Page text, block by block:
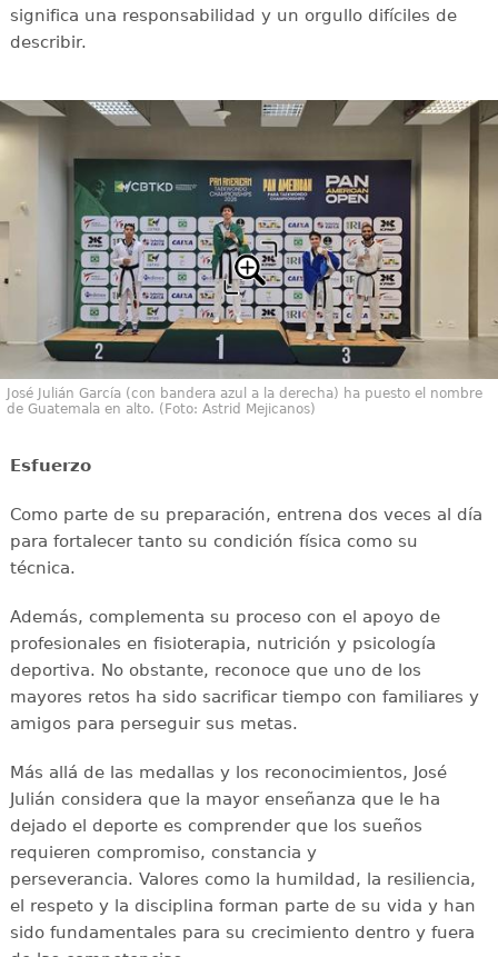
significa una responsabilidad y un orgullo difíciles de
describir.
José Julián García (con bandera azul a la derecha) ha puesto el nombre
de Guatemala en alto. (Foto: Astrid Mejicanos)
Esfuerzo
Como parte de su preparación, entrena dos veces al día
para fortalecer tanto su condición física como su
técnica.
Además, complementa su proceso con el apoyo de
profesionales en fisioterapia, nutrición y psicología
deportiva. No obstante, reconoce que uno de los
mayores retos ha sido sacrificar tiempo con familiares y
amigos para perseguir sus metas.
Más allá de las medallas y los reconocimientos, José
Julián considera que la mayor enseñanza que le ha
dejado el deporte es comprender que los sueños
requieren compromiso, constancia y
perseverancia. Valores como la humildad, la resiliencia,
el respeto y la disciplina forman parte de su vida y han
sido fundamentales para su crecimiento dentro y fuera